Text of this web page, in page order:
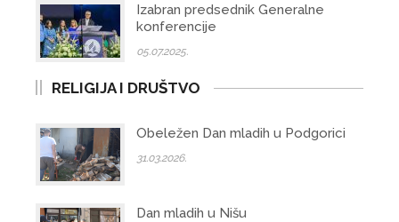
Izabran predsednik Generalne
konferencije
05.07.2025.
RELIGIJA I DRUŠTVO
Obeležen Dan mladih u Podgorici
31.03.2026.
Dan mladih u Nišu